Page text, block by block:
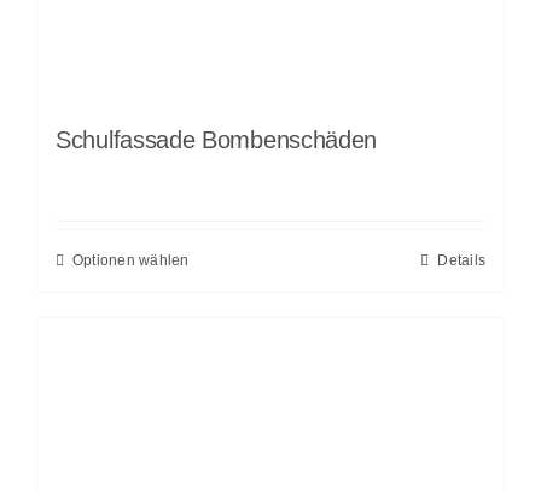
Schulfassade Bombenschäden
Optionen wählen Details